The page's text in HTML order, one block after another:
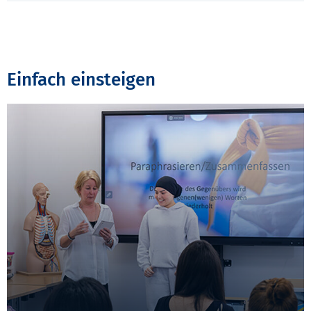
Einfach einsteigen